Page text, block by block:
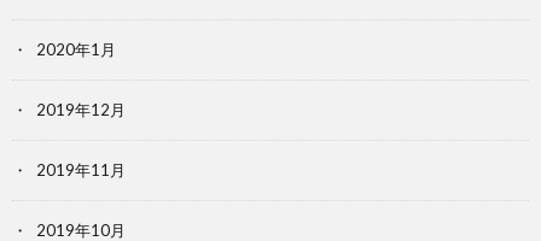
2020年1月
2019年12月
2019年11月
2019年10月